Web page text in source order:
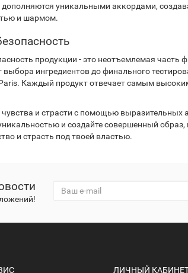
уникальными аккордами,
и шармом.
продукции - это неотъемлемая
выбора ингредиентов до финального
Каждый продукт отвечает самым
чувства и страсти с помощью
и создайте совершенный
и страсть под твоей властью.
ЛИЧНЫЙ